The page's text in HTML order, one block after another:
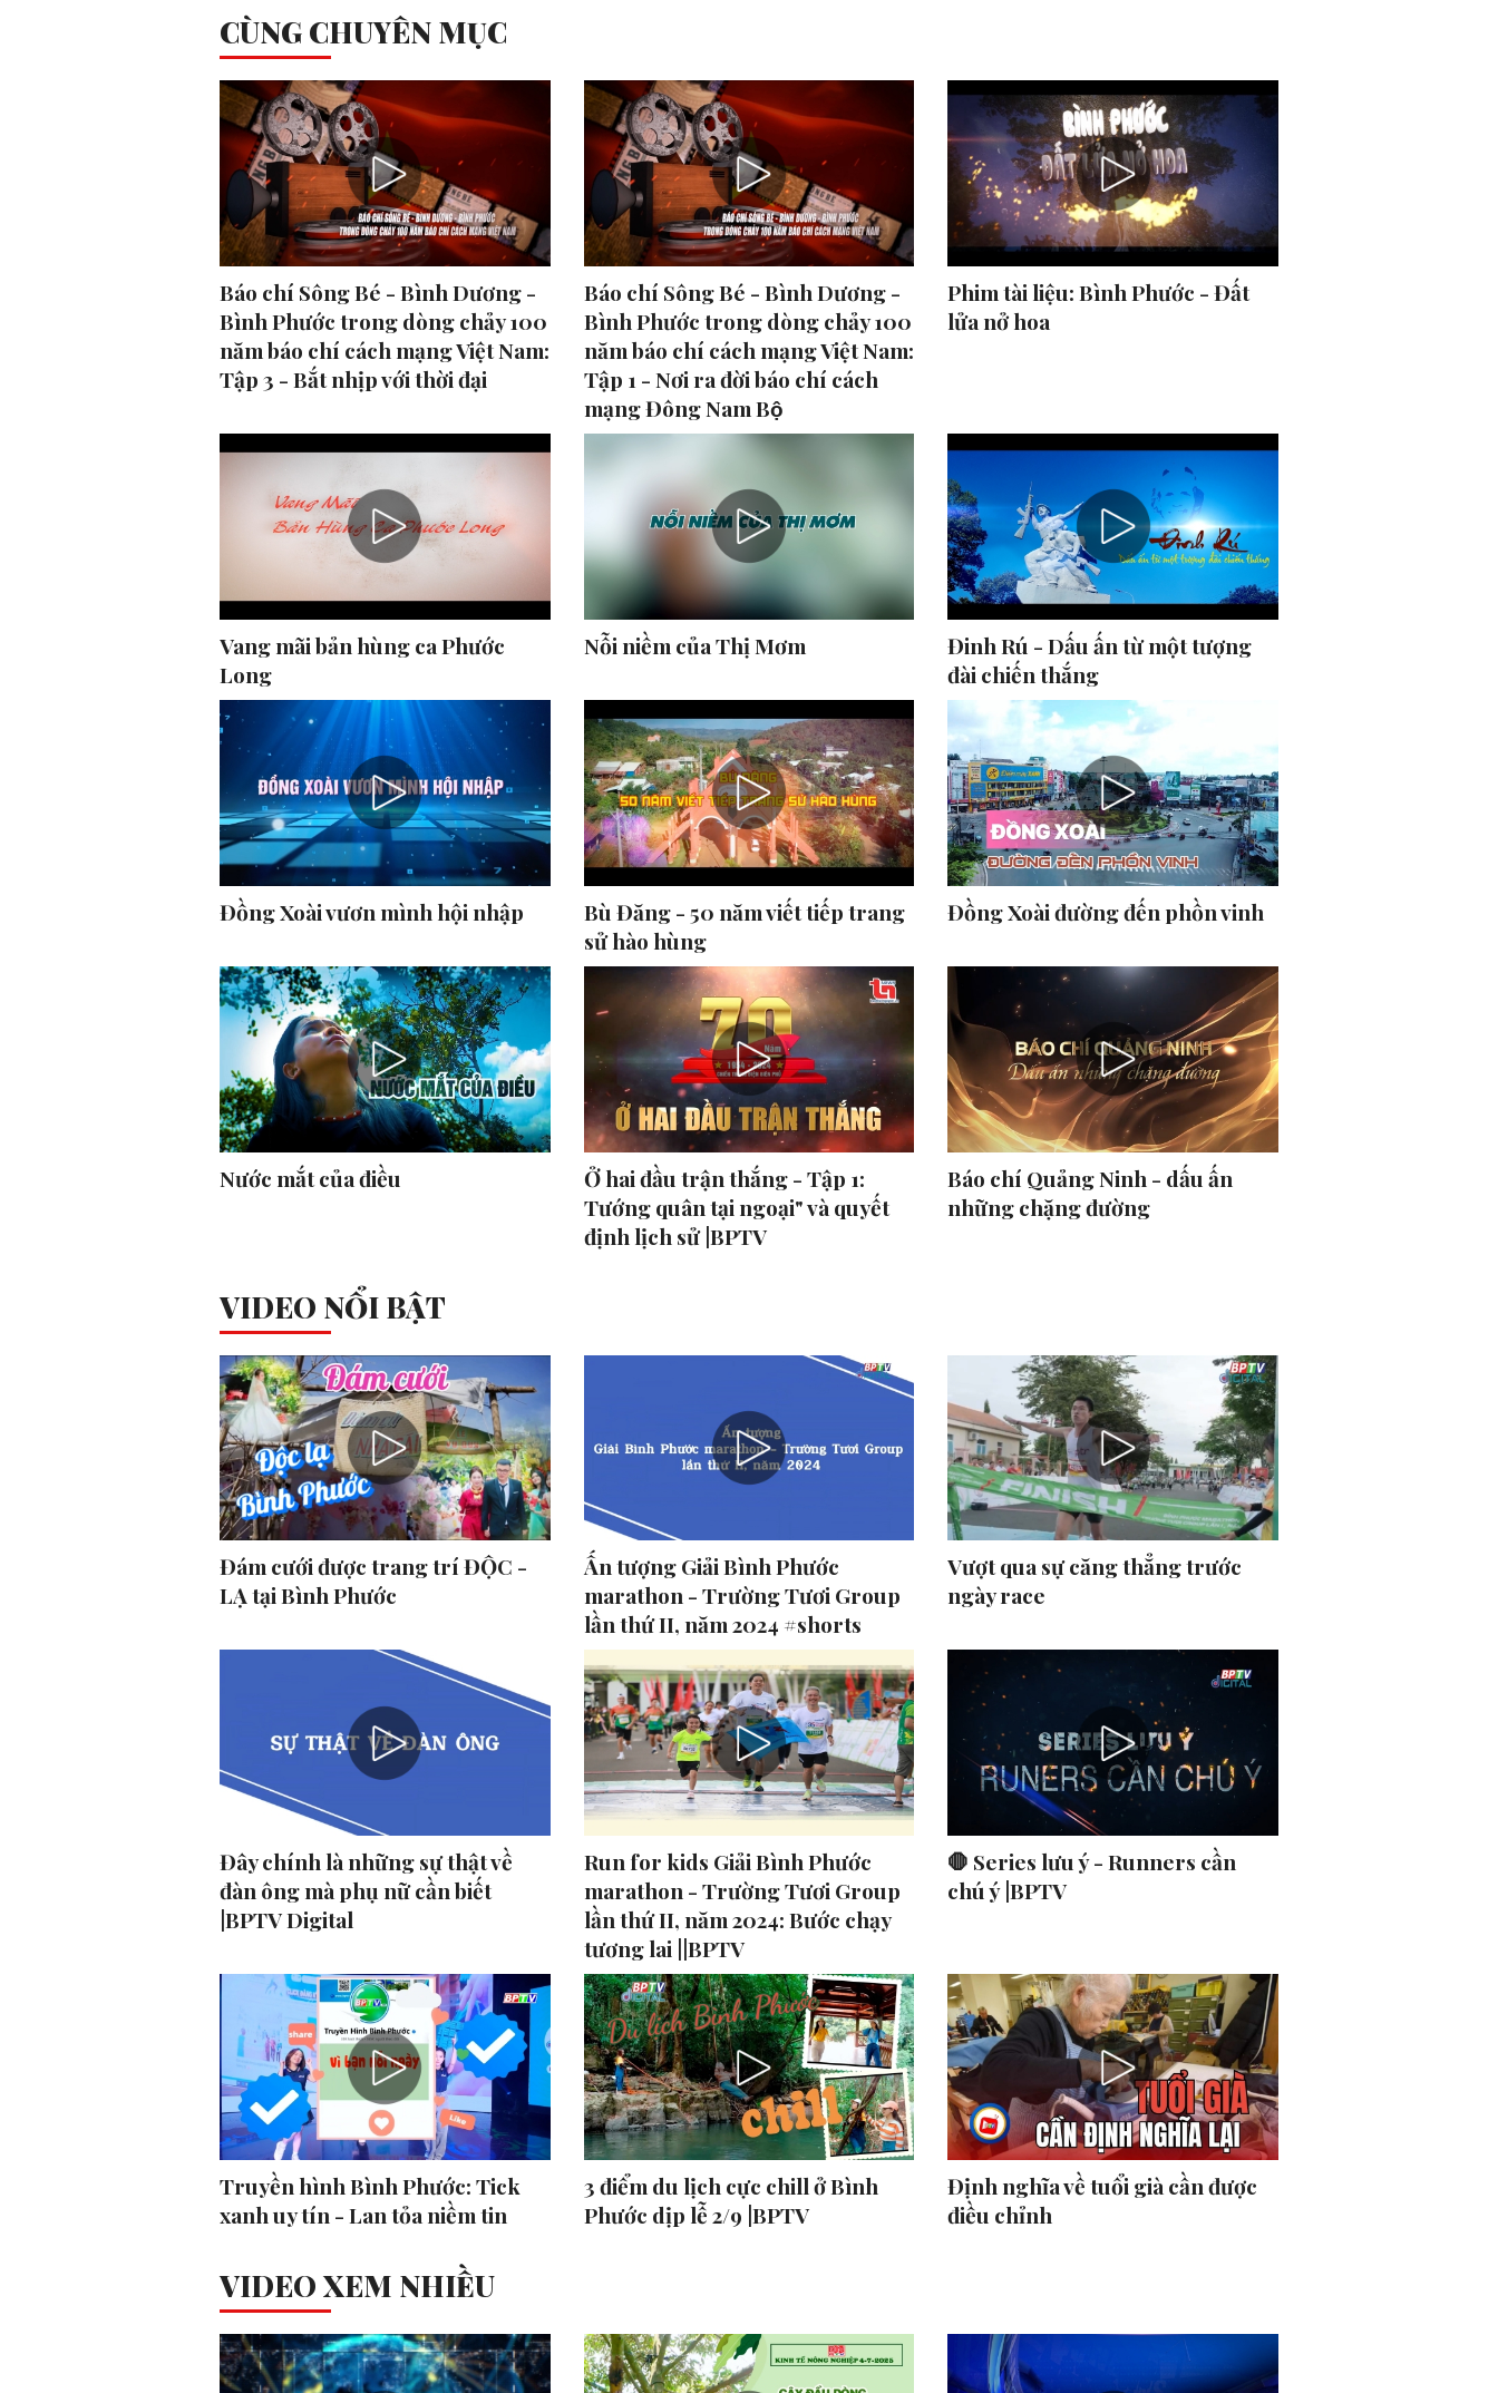
CÙNG CHUYÊN MỤC
Báo chí Sông Bé - Bình Dương -
Bình Phước trong dòng chảy 100
năm báo chí cách mạng Việt Nam:
Tập 3 - Bắt nhịp với thời đại
Báo chí Sông Bé - Bình Dương -
Bình Phước trong dòng chảy 100
năm báo chí cách mạng Việt Nam:
Tập 1 - Nơi ra đời báo chí cách
mạng Đông Nam Bộ
Phim tài liệu: Bình Phước - Đất
lửa nở hoa
Vang mãi bản hùng ca Phước
Long
Nỗi niềm của Thị Mơm
Đinh Rú - Dấu ấn từ một tượng
đài chiến thắng
Đồng Xoài vươn mình hội nhập
Bù Đăng - 50 năm viết tiếp trang
sử hào hùng
Đồng Xoài đường đến phồn vinh
Nước mắt của điều
Ở hai đầu trận thắng - Tập 1:
Tướng quân tại ngoại" và quyết
định lịch sử |BPTV
Báo chí Quảng Ninh - dấu ấn
những chặng đường
VIDEO NỔI BẬT
Đám cưới được trang trí ĐỘC -
LẠ tại Bình Phước
Ấn tượng Giải Bình Phước
marathon - Trường Tươi Group
lần thứ II, năm 2024 #shorts
Vượt qua sự căng thẳng trước
ngày race
Đây chính là những sự thật về
đàn ông mà phụ nữ cần biết
|BPTV Digital
Run for kids Giải Bình Phước
marathon - Trường Tươi Group
lần thứ II, năm 2024: Bước chạy
tương lai ||BPTV
🛑 Series lưu ý - Runners cần
chú ý |BPTV
Truyền hình Bình Phước: Tick
xanh uy tín - Lan tỏa niềm tin
3 điểm du lịch cực chill ở Bình
Phước dịp lễ 2/9 |BPTV
Định nghĩa về tuổi già cần được
điều chỉnh
VIDEO XEM NHIỀU